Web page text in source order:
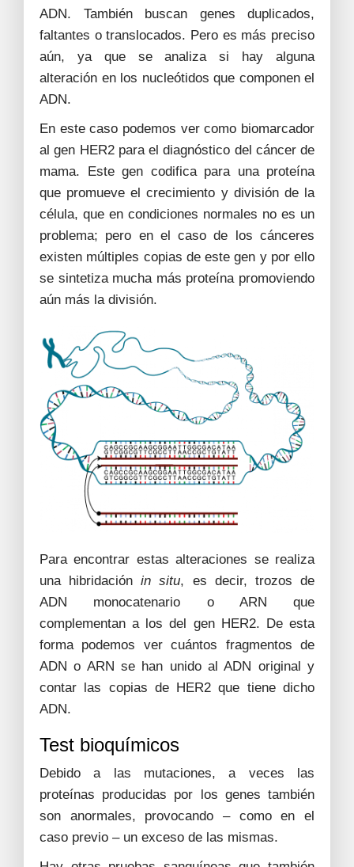
ADN. También buscan genes duplicados,
faltantes o translocados. Pero es más preciso
aún, ya que se analiza si hay alguna
alteración en los nucleótidos que componen el
ADN.
En este caso podemos ver como biomarcador
al gen HER2 para el diagnóstico del cáncer de
mama. Este gen codifica para una proteína
que promueve el crecimiento y división de la
célula, que en condiciones normales no es un
problema; pero en el caso de los cánceres
existen múltiples copias de este gen y por ello
se sintetiza mucha más proteína promoviendo
aún más la división.
Para encontrar estas alteraciones se realiza
una hibridaciónin situ, es decir, trozos de
ADN monocatenario o ARN que
complementan a los del gen HER2. De esta
forma podemos ver cuántos fragmentos de
ADN o ARN se han unido al ADN original y
contar las copias de HER2 que tiene dicho
ADN.
Test bioquímicos
Debido a las mutaciones, a veces las
proteínas producidas por los genes también
son anormales, provocando – como en el
caso previo – un exceso de las mismas.